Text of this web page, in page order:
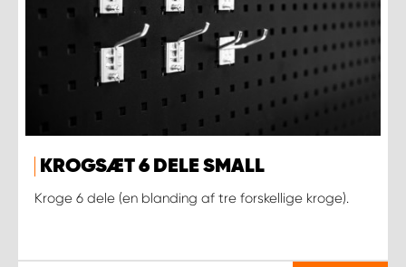
KROGSÆT 6 DELE SMALL
Kroge 6 dele (en blanding af tre forskellige kroge).